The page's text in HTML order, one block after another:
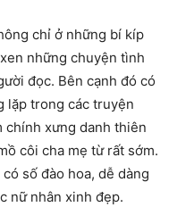
chỉ ở những bí kíp
những chuyện tình
đọc. Bên cạnh đó có
lặp trong các truyện
chính xưng danh thiên
côi cha mẹ từ rất sớm.
số đào hoa, dễ dàng
nữ nhân xinh đẹp.